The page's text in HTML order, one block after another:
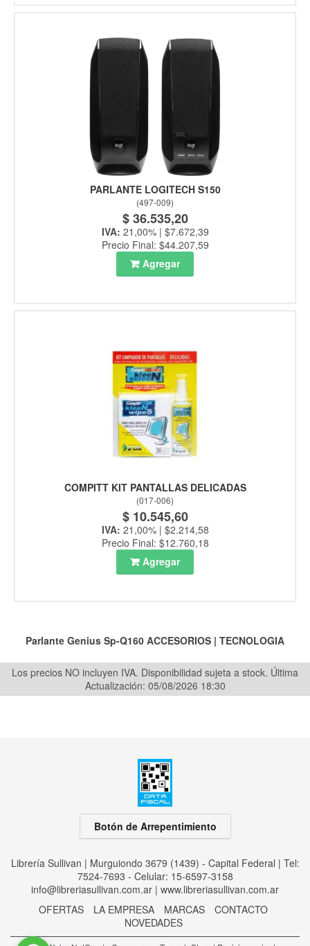
PARLANTE LOGITECH S150
(497-009)
$ 36.535,20
IVA: 21,00% | $7.672,39
Precio Final: $44.207,59
Agregar
COMPITT KIT PANTALLAS DELICADAS
(017-006)
$ 10.545,60
IVA: 21,00% | $2.214,58
Precio Final: $12.760,18
Agregar
Parlante Genius Sp-Q160 ACCESORIOS | TECNOLOGIA
Los precios NO incluyen IVA. Disponibilidad sujeta a stock. Última
Actualización: 05/08/2026 18:30
Botón de Arrepentimiento
Librería Sullivan | Murguiondo 3679 (1439) - Capital Federal | Tel:
7524-7693 - Celular: 15-6597-3158
info@libreriasullivan.com.ar | www.libreriasullivan.com.ar
OFERTAS
LA EMPRESA MARCAS
CONTACTO
NOVEDADES